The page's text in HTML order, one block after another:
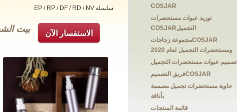
سلسلة EP / RP / DF / RD / NV
الاستفسار الآن
COSJAR
توريد عبوات مستحضرات
التجميلCOSJAR
COSJARمجموعة زجاجات
ومستحضرات التجميل لعام 2020
تصميم عبوات مستحضرات التجميل
COSJARفريق التصميم
حاوية مستحضرات تجميل مصممة
بأناقة
قائمة المنتجات